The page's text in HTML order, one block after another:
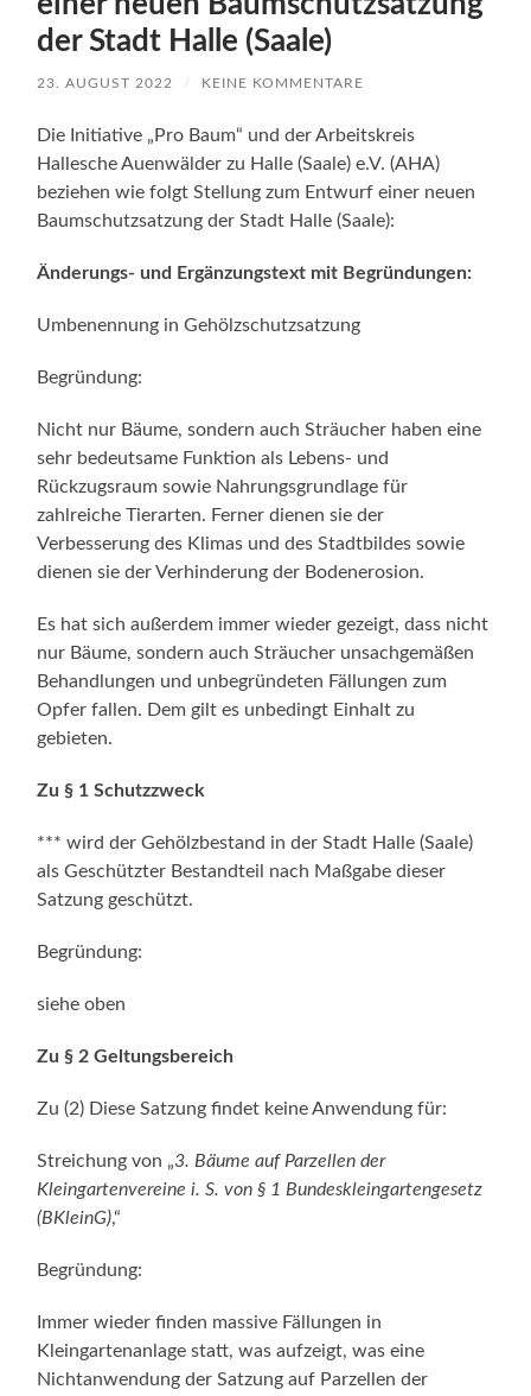
der Stadt Halle (Saale)
23. AUGUST 2022 / KEINE KOMMENTARE
Die Initiative „Pro Baum“ und der Arbeitskreis
Hallesche Auenwälder zu Halle (Saale) e.V. (AHA)
beziehen wie folgt Stellung zum Entwurf einer neuen
Baumschutzsatzung der Stadt Halle (Saale):
Änderungs- und Ergänzungstext mit Begründungen:
Umbenennung in Gehölzschutzsatzung
Begründung:
Nicht nur Bäume, sondern auch Sträucher haben eine
sehr bedeutsame Funktion als Lebens- und
Rückzugsraum sowie Nahrungsgrundlage für
zahlreiche Tierarten. Ferner dienen sie der
Verbesserung des Klimas und des Stadtbildes sowie
dienen sie der Verhinderung der Bodenerosion.
Es hat sich außerdem immer wieder gezeigt, dass nicht
nur Bäume, sondern auch Sträucher unsachgemäßen
Behandlungen und unbegründeten Fällungen zum
Opfer fallen. Dem gilt es unbedingt Einhalt zu
gebieten.
Zu § 1 Schutzzweck
*** wird der Gehölzbestand in der Stadt Halle (Saale)
als Geschützter Bestandteil nach Maßgabe dieser
Satzung geschützt.
Begründung:
siehe oben
Zu § 2 Geltungsbereich
Zu (2) Diese Satzung findet keine Anwendung für:
Streichung von „3. Bäume auf Parzellen der
Kleingartenvereine i. S. von § 1 Bundeskleingartengesetz
(BKleinG),“
Begründung:
Immer wieder finden massive Fällungen in
Kleingartenanlage statt, was aufzeigt, was eine
Nichtanwendung der Satzung auf Parzellen der